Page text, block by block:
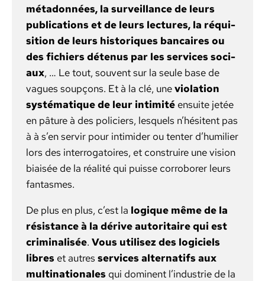
méta­don­nées, la sur­veil­lance de leurs
pub­li­ca­tions et de leurs lec­tures, la réqui­
si­tion de leurs his­toriques ban­caires ou
des fichiers détenus par les ser­vices soci­
aux, … Le tout, sou­vent sur la seule base de
vagues soupçons. Et à la clé, unevio­la­tion
sys­té­ma­tique de leur intim­ité ensuite jetée
en pâture à des policiers, lesquels n’hésitent pas
à à s’en servir pour intimider ou ten­ter d’humilier
lors des inter­roga­toires, et con­stru­ire une vision
biaisée de la réal­ité qui puisse cor­ro­bor­er leurs
fan­tasmes.
De plus en plus, c’est la logique même de la
résis­tance à la dérive autori­taire qui est
crim­i­nal­isée. Vous utilisez des logi­ciels
libres et autres ser­vices alter­nat­ifs aux
multi­na­tionales qui domi­nent l’industrie de la